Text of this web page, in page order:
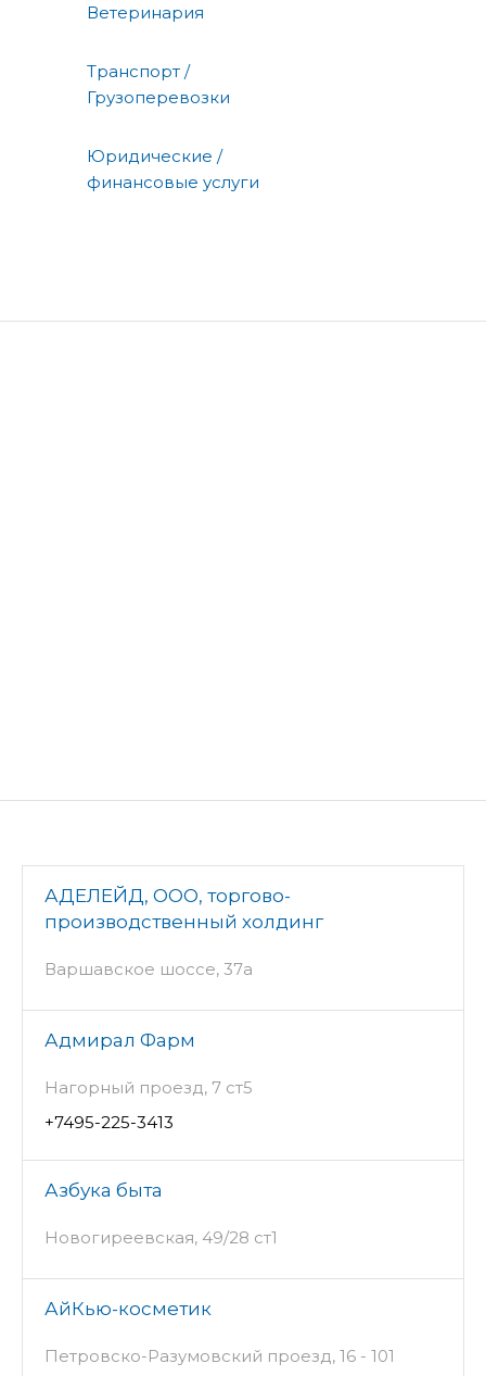
Ветеринария
Транспорт /
Грузоперевозки
Юридические /
финансовые услуги
АДЕЛЕЙД, ООО, торгово-
производственный холдинг
Варшавское шоссе, 37а
Адмирал Фарм
Нагорный проезд, 7 ст5
+7495-225-3413
Азбука быта
Новогиреевская, 49/28 ст1
АйКью-косметик
Петровско-Разумовский проезд, 16 - 101